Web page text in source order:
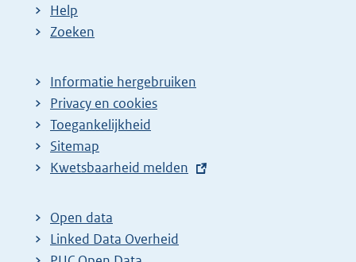
Help
Zoeken
Informatie hergebruiken
Privacy en cookies
Toegankelijkheid
Sitemap
E
t
e
r
Kwetsbaarheid melden
Open data
Linked Data Overheid